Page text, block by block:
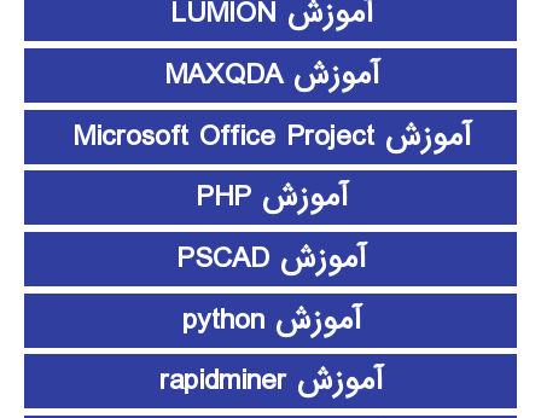
آموزش LUMION
آموزش MAXQDA
آموزش Microsoft Office Project
آموزش PHP
آموزش PSCAD
آموزش python
آموزش rapidminer